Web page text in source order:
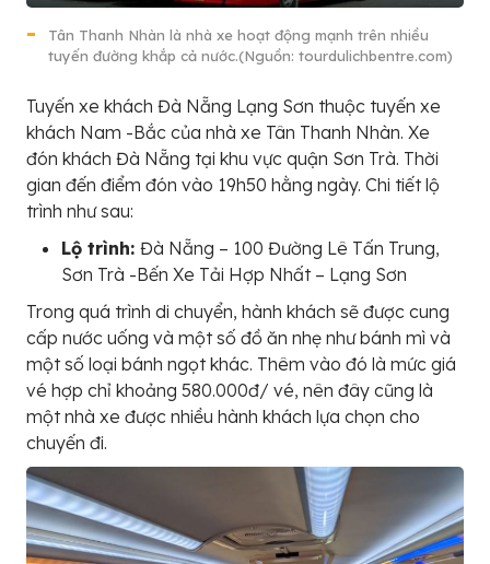
Tân Thanh Nhàn là nhà xe hoạt động mạnh trên nhiều
tuyến đường khắp cả nước.(Nguồn: tourdulichbentre.com)
Tuyến xe khách Đà Nẵng Lạng Sơn thuộc tuyến xe
khách Nam -Bắc của nhà xe Tân Thanh Nhàn. Xe
đón khách Đà Nẵng tại khu vực quận Sơn Trà. Thời
gian đến điểm đón vào 19h50 hằng ngày. Chi tiết lộ
trình như sau:
Lộ trình: Đà Nẵng – 100 Đường Lê Tấn Trung,
Sơn Trà -Bến Xe Tải Hợp Nhất – Lạng Sơn
Trong quá trình di chuyển, hành khách sẽ được cung
cấp nước uống và một số đồ ăn nhẹ như bánh mì và
một số loại bánh ngọt khác. Thêm vào đó là mức giá
vé hợp chỉ khoảng 580.000đ/ vé, nên đây cũng là
một nhà xe được nhiều hành khách lựa chọn cho
chuyến đi.